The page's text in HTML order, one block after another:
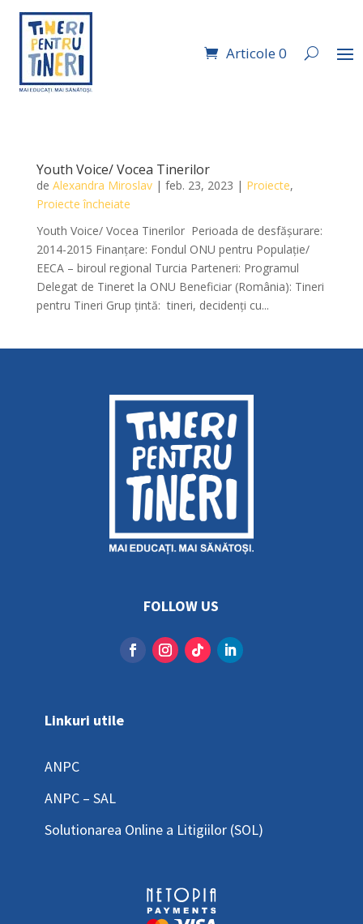
Articole 0
Youth Voice/ Vocea Tinerilor
de Alexandra Miroslav| feb. 23, 2023 | Proiecte,
Proiecte încheiate
Youth Voice/ Vocea Tinerilor ​ Perioada de desfăşurare:
2014-2015 Finanţare: Fondul ONU pentru Populație/
EECA – biroul regional Turcia Parteneri: Programul
Delegat de Tineret la ONU Beneficiar (România): Tineri
pentru Tineri Grup ţintă: tineri, decidenți cu...
FOLLOW US
Linkuri utile
ANPC
ANPC – SAL
Solutionarea Online a Litigiilor (SOL)